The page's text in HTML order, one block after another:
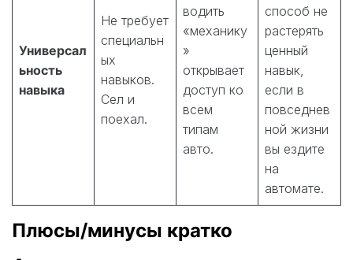
Универсал
ьность
навыка
Не требует
специальн
ых
навыков.
Сел и
поехал.
водить
«механику
»
открывает
доступ ко
всем
типам
авто.
способ не
растерять
ценный
навык,
если в
повседнев
ной жизни
вы ездите
на
автомате.
Плюсы/минусы кратко